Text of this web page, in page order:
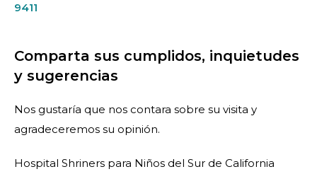
9411
Comparta sus cumplidos, inquietudes
y sugerencias
Nos gustaría que nos contara sobre su visita y
agradeceremos su opinión.
Hospital Shriners para Niños del Sur de California